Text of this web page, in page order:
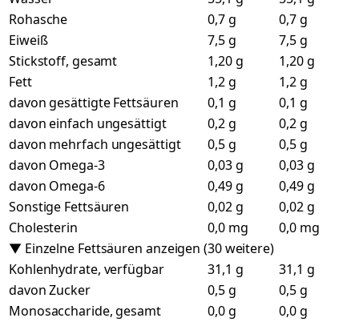
Rohasche
0,7 g
0,7 g
Eiweiß
7,5 g
7,5 g
Stickstoff, gesamt
1,20 g
1,20 g
Fett
1,2 g
1,2 g
davon gesättigte Fettsäuren
0,1 g
0,1 g
davon einfach ungesättigt
0,2 g
0,2 g
davon mehrfach ungesättigt
0,5 g
0,5 g
davon Omega-3
0,03 g
0,03 g
davon Omega-6
0,49 g
0,49 g
Sonstige Fettsäuren
0,02 g
0,02 g
Cholesterin
0,0 mg
0,0 mg
▼ Einzelne Fettsäuren anzeigen (30 weitere)
Kohlenhydrate, verfügbar
31,1 g
31,1 g
davon Zucker
0,5 g
0,5 g
Monosaccharide, gesamt
0,0 g
0,0 g